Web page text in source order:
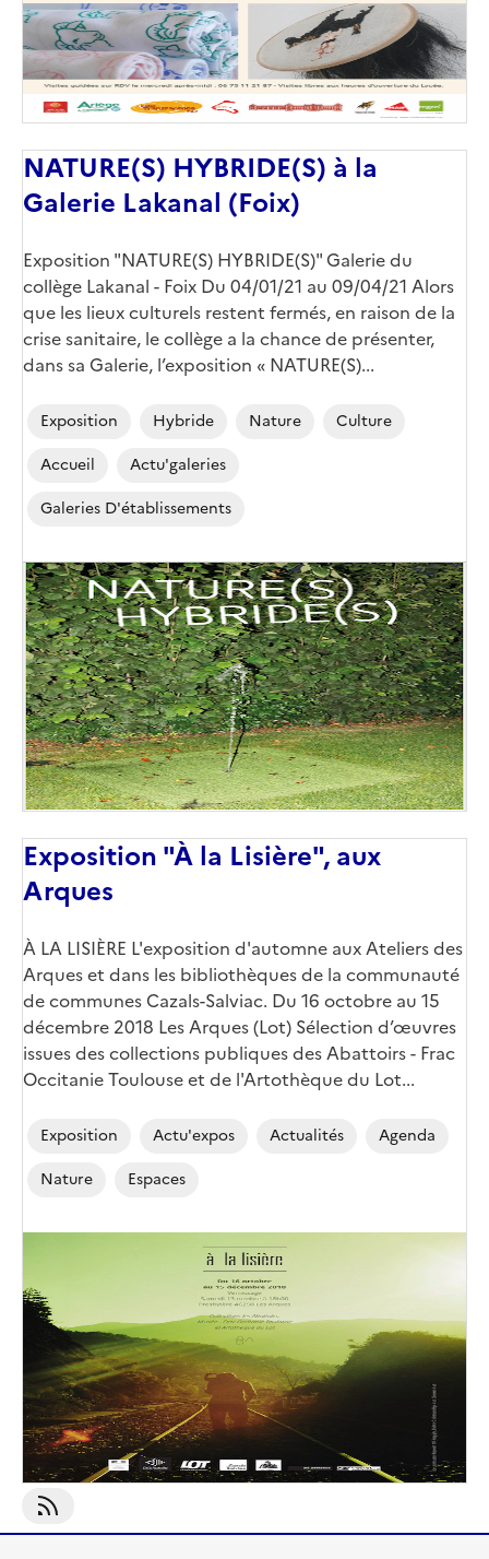
NATURE(S) HYBRIDE(S) à la
Galerie Lakanal (Foix)
Corps
Exposition "NATURE(S) HYBRIDE(S)" Galerie du
collège Lakanal - Foix Du 04/01/21 au 09/04/21 Alors
que les lieux culturels restent fermés, en raison de la
crise sanitaire, le collège a la chance de présenter,
dans sa Galerie, l’exposition « NATURE(S)...
Exposition Hybride Nature
Culture
Accueil
Actu'galeries
Galeries D'établissements
Image
de
couverture
(conseillée)
Exposition "À la Lisière", aux
Arques
À LA LISIÈRE L'exposition d'automne aux Ateliers des
Arques et dans les bibliothèques de la communauté
de communes Cazals-Salviac. Du 16 octobre au 15
décembre 2018 Les Arques (Lot) Sélection d’œuvres
issues des collections publiques des Abattoirs - Frac
Occitanie Toulouse et de l'Artothèque du Lot...
Exposition Actu'expos Actualités
Agenda
Nature
Espaces
S'abonner À Nature